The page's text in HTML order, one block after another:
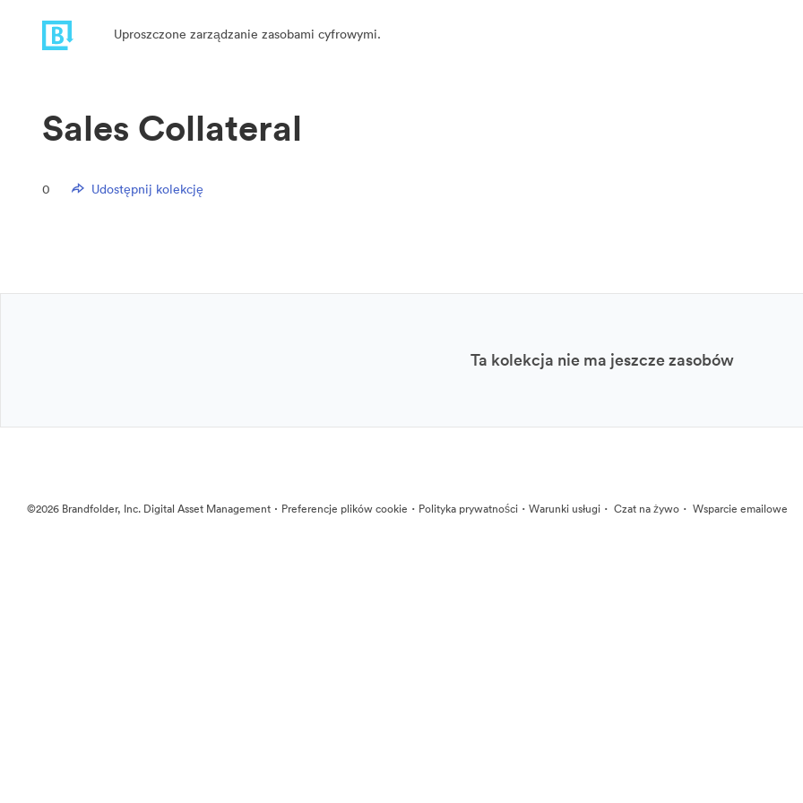
Uproszczone zarządzanie zasobami cyfrowymi.
Sales Collateral
0 Udostępnij kolekcję
Ta kolekcja nie ma jeszcze zasobów
©2026 Brandfolder, Inc. Digital Asset Management · Preferencje plików cookie · Polityka prywatności · Warunki usługi · Czat na żywo · Wsparcie emailowe